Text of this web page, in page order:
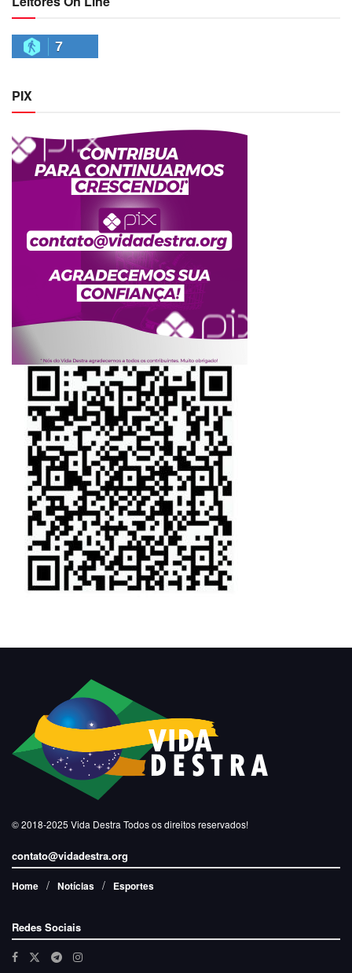
7
PIX
© 2018-2025 Vida Destra Todos os direitos reservados!
contato@vidadestra.org
Home Notícias Esportes
Redes Sociais